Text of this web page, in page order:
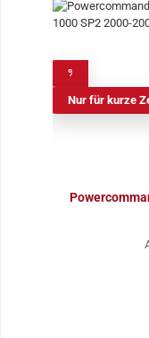
Nur für kurze